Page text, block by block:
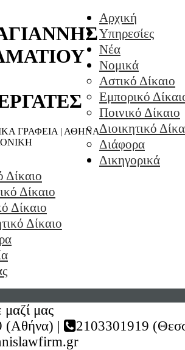
ΓΡΑΦΕΙΑ | ΑΘΗΝΑ
Αρχική
Υπηρεσίες
Νέα
Νομικά
Αστικό Δίκαιο
Εμπορικό
Ποινικό Δίκαιο
Διοικητικό
Διάφορα
Δικηγορικά
Δίκαιο
Δίκαιο
Δίκαιο
Δίκαιο
μαζί μας
(Αθήνα) |
2103301919